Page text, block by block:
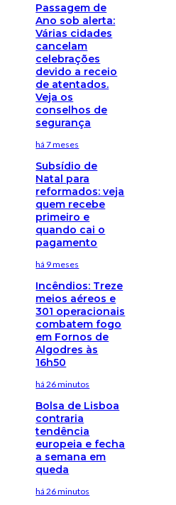
Passagem de
Ano sob alerta:
Várias cidades
cancelam
celebrações
devido a receio
de atentados.
Veja os
conselhos de
segurança
há 7 meses
Subsídio de
Natal para
reformados: veja
quem recebe
primeiro e
quando cai o
pagamento
há 9 meses
Incêndios: Treze
meios aéreos e
301 operacionais
combatem fogo
em Fornos de
Algodres às
16h50
há 26 minutos
Bolsa de Lisboa
contraria
tendência
europeia e fecha
a semana em
queda
há 26 minutos